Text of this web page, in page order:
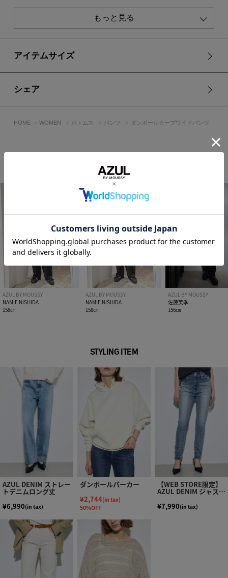
スウェットやカットソーと合わせればカジュアルに、シャツや
ニットと合わせればクリーンな印象にも。
風の着こなしも、統一感があり◎。
リーに活躍する1本です。
厚みがありながらも柔らかいダンボール素材です。
肌触りも滑らかで、着心地の良い生地に仕上がっています。
裏 地：なし
■モデル身長：170cm、着用サイズ：モデルサイズ ※モデ
ルサイズは販売しておりません
※画像の商品はサンプルです。実際の商品と仕様、加工が若干
異なる場合があります。
※画像の商品は光の照射や角度、お使いのモニター環境によ
り、実物と色味が異なる場合がございます。
※着用、お取り扱いの際は、アテンションタグをご確認くださ
い。
もっと見る
アイテムサイズ
シェア
HOME WOMEN ボトムス パンツ ダンボールカーブワイドパンツ
STAFF COORDINATE
AZUL BY MOUSSY
NAMIE NISHIDA
158㎝
AZUL BY MOUSSY
NAMIE NISHIDA
158㎝
AZUL BY MOUSSY
佐藤芙季
156㎝
STYLING ITEM
AZUL DENIM ストレー
トデニムロング丈
¥6,990(in tax)
ダンボールパーカー
¥2,744(in tax)
50%OFF
【WEB STORE限定】
AZUL DENIM ジャスト
ウエストスキニーデニ
ム
¥7,990(in tax)